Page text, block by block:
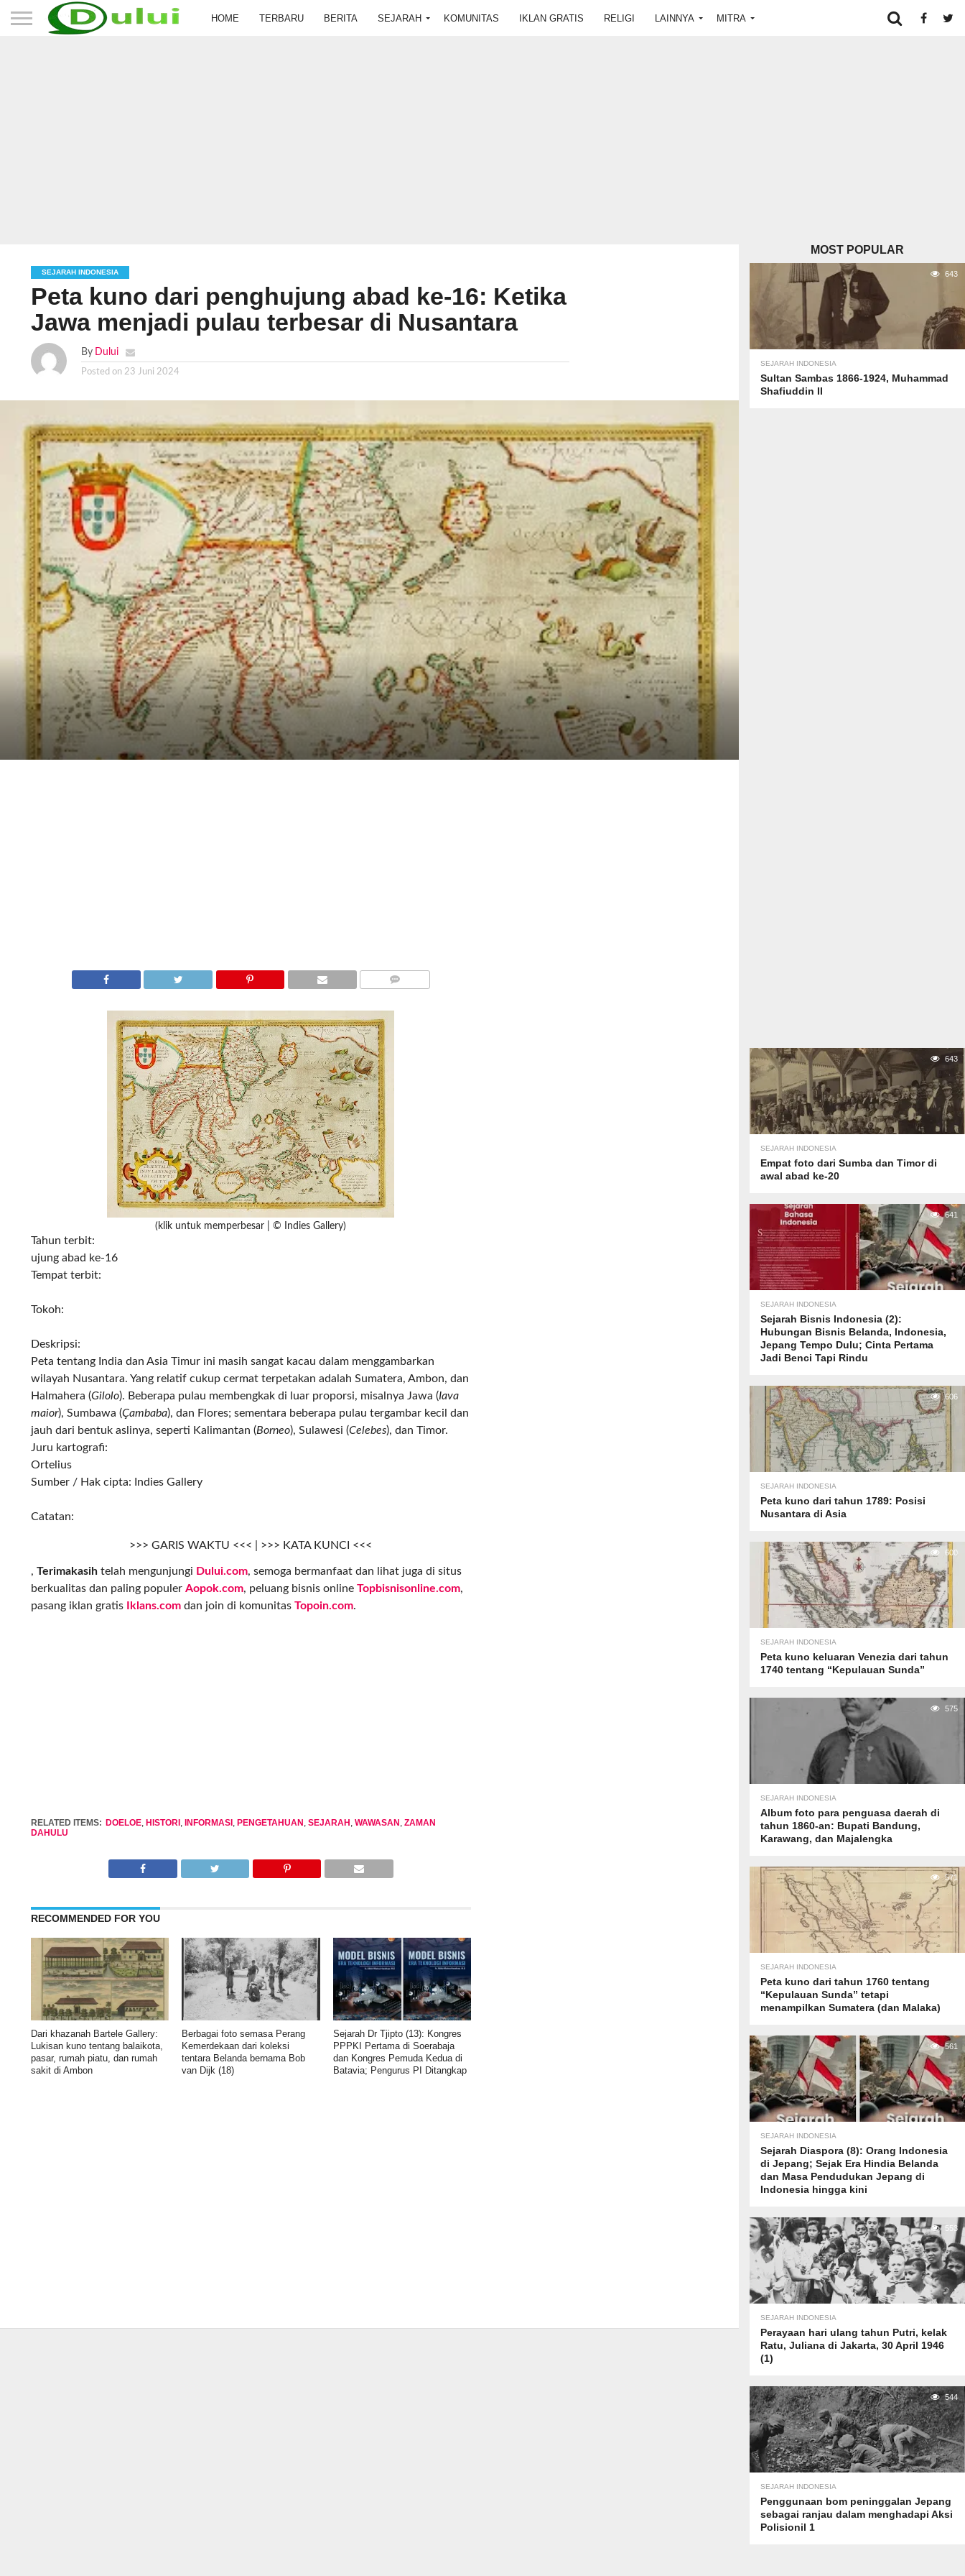
HOME TERBARU BERITA SEJARAH KOMUNITAS IKLAN GRATIS RELIGI LAINNYA MITRA
SEJARAH INDONESIA
Peta kuno dari penghujung abad ke-16: Ketika
Jawa menjadi pulau terbesar di Nusantara
By Dului
Posted on 23 Juni 2024
(klik untuk memperbesar | © Indies Gallery)
Tahun terbit:
ujung abad ke-16
Tempat terbit:
Tokoh:
Deskripsi:
Peta tentang India dan Asia Timur ini masih sangat kacau dalam menggambarkan
wilayah Nusantara. Yang relatif cukup cermat terpetakan adalah Sumatera, Ambon, dan
Halmahera (Gilolo). Beberapa pulau membengkak di luar proporsi, misalnya Jawa (Iava
maior), Sumbawa (Çambaba), dan Flores; sementara beberapa pulau tergambar kecil dan
jauh dari bentuk aslinya, seperti Kalimantan (Borneo), Sulawesi (Celebes), dan Timor.
Juru kartografi:
Ortelius
Sumber / Hak cipta: Indies Gallery
Catatan:
>>> GARIS WAKTU <<< | >>> KATA KUNCI <<<
, Terimakasihtelah mengunjungi Dului.com, semoga bermanfaat dan lihat juga di situs
berkualitas dan paling populer Aopok.com, peluang bisnis online Topbisnisonline.com,
pasang iklan gratis
Iklans.comdan join di komunitas Topoin.com.
RELATED ITEMS: DOELOE, HISTORI , INFORMASI , PENGETAHUAN , SEJARAH , WAWASAN , ZAMAN
DAHULU
RECOMMENDED FOR YOU
Dari khazanah Bartele Gallery:
Lukisan kuno tentang balaikota,
pasar, rumah piatu, dan rumah
sakit di Ambon
Berbagai foto semasa Perang
Kemerdekaan dari koleksi
tentara Belanda bernama Bob
van Dijk (18)
Sejarah Dr Tjipto (13): Kongres
PPPKI Pertama di Soerabaja
dan Kongres Pemuda Kedua di
Batavia; Pengurus PI Ditangkap
MOST POPULAR
643
SEJARAH INDONESIA
Sultan Sambas 1866-1924, Muhammad
Shafiuddin II
643
SEJARAH INDONESIA
Empat foto dari Sumba dan Timor di
awal abad ke-20
641
SEJARAH INDONESIA
Sejarah Bisnis Indonesia (2):
Hubungan Bisnis Belanda, Indonesia,
Jepang Tempo Dulu; Cinta Pertama
Jadi Benci Tapi Rindu
606
SEJARAH INDONESIA
Peta kuno dari tahun 1789: Posisi
Nusantara di Asia
600
SEJARAH INDONESIA
Peta kuno keluaran Venezia dari tahun
1740 tentang “Kepulauan Sunda”
575
SEJARAH INDONESIA
Album foto para penguasa daerah di
tahun 1860-an: Bupati Bandung,
Karawang, dan Majalengka
571
SEJARAH INDONESIA
Peta kuno dari tahun 1760 tentang
“Kepulauan Sunda” tetapi
menampilkan Sumatera (dan Malaka)
561
SEJARAH INDONESIA
Sejarah Diaspora (8): Orang Indonesia
di Jepang; Sejak Era Hindia Belanda
dan Masa Pendudukan Jepang di
Indonesia hingga kini
553
SEJARAH INDONESIA
Perayaan hari ulang tahun Putri, kelak
Ratu, Juliana di Jakarta, 30 April 1946
(1)
544
SEJARAH INDONESIA
Penggunaan bom peninggalan Jepang
sebagai ranjau dalam menghadapi Aksi
Polisionil 1